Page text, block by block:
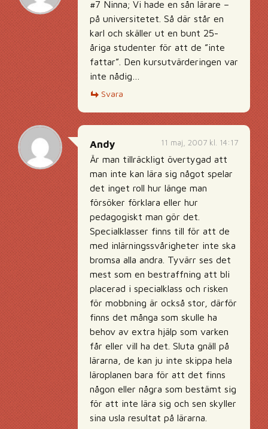
#7 Ninna; Vi hade en sån lärare –
på universitetet. Så där står en
karl och skäller ut en bunt 25-
åriga studenter för att de ”inte
fattar”. Den kursutvärderingen var
inte nådig…
Svara
11 maj, 2007 kl. 14:17
Andy
Är man tillräckligt övertygad att
man inte kan lära sig något spelar
det inget roll hur länge man
försöker förklara eller hur
pedagogiskt man gör det.
Specialklasser finns till för att de
med inlärningssvårigheter inte ska
bromsa alla andra. Tyvärr ses det
mest som en bestraffning att bli
placerad i specialklass och risken
för mobbning är också stor, därför
finns det många som skulle ha
behov av extra hjälp som varken
får eller vill ha det. Sluta gnäll på
lärarna, de kan ju inte skippa hela
läroplanen bara för att det finns
någon eller några som bestämt sig
för att inte lära sig och sen skyller
sina usla resultat på lärarna.